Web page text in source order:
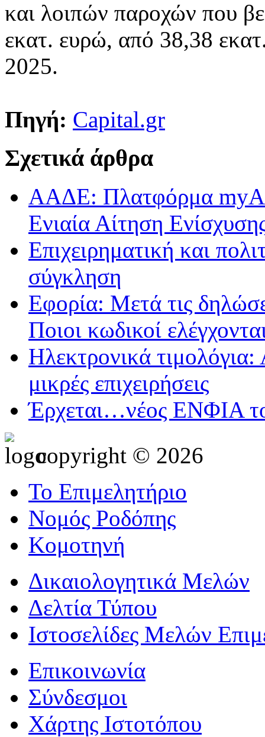
και λοιπών παροχών που
εκατ. ευρώ, από 38,38
2025.
Πηγή: Capital.gr
Σχετικά άρθρα
ΑΑΔΕ: Πλατφόρμα
Ενιαία Αίτηση
Επιχειρηματική και
σύγκληση
Εφορία: Μετά τις
Ποιοι κωδικοί
Ηλεκτρονικά τιμολόγια:
μικρές επιχειρήσεις
Έρχεται…νέος ΕΝΦΙΑ
copyright © 2026
Το Επιμελητήριο
Νομός Ροδόπης
Κομοτηνή
Δικαιολογητικά Μελών
Δελτία Τύπου
Ιστοσελίδες Μελών
Επικοινωνία
Σύνδεσμοι
Χάρτης Ιστοτόπου